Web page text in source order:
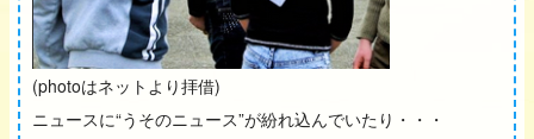
(photoはネットより拝借)
ニュースに“うそのニュース”が紛れ込んでいたり・・・